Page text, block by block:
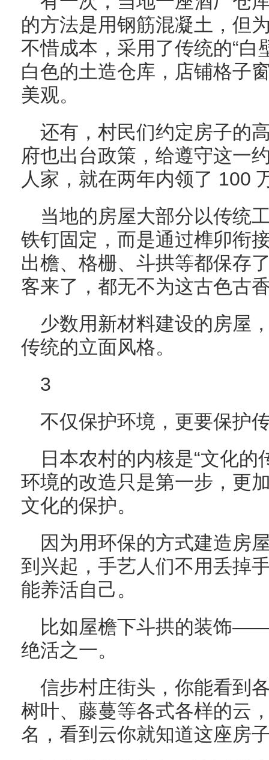
的方法是用钢筋混凝土，但
不惜成本，采用了传统的“白
白色的土造仓库，店铺格子
美观。
还有，村民们约定房子的
府也出台政策，给遵守这一
人家，就在两年内领了 100
当地的房屋大部分以传统
铁钉固定，而是通过榫卯衔
出檐、格栅、斗拱等都保存
客来了，都无不为这古色古
少数用新材料建设的房屋
传统的立面风格。
3
不仅保护环境，更要保护
日本农村的内核是“文化
环境的改造只是第一步，更
文化的保护。
因为用环保的方式建造房
到兴起，手艺人们不用丢掉
能养活自己。
比如屋檐下斗拱的装饰
绝活之一。
信步村庄街头，你能看到
树叶、藤蔓等各式各样的云
名，看到云你就知道这座房